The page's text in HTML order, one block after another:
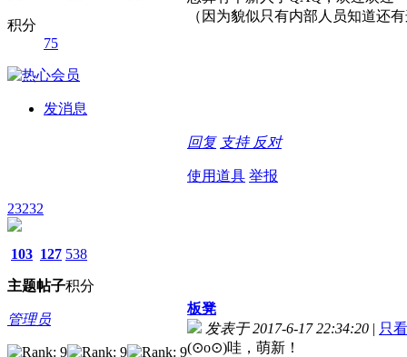
积分
75
发消息
（因为貌似只有内部人员知道还
回复 支持 反对
使用道具 举报
23232
103
主题
127
帖子
538
积分
管理员
板凳
发表于 2017-6-17 22:34:20 | 只
(⊙o⊙)哇，萌新！